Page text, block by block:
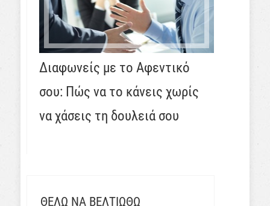
Διαφωνείς με το Αφεντικό
σου: Πώς να το κάνεις χωρίς
να χάσεις τη δουλειά σου
ΘΕΛΩ ΝΑ ΒΕΛΤΙΩΘΩ